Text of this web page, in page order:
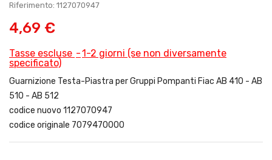
Riferimento: 1127070947
4,69 €
Tasse escluse
1-2 giorni (se non diversamente
specificato)
Guarnizione Testa-Piastra per Gruppi Pompanti Fiac AB 410 - AB
510 - AB 512
codice nuovo 1127070947
codice originale 7079470000